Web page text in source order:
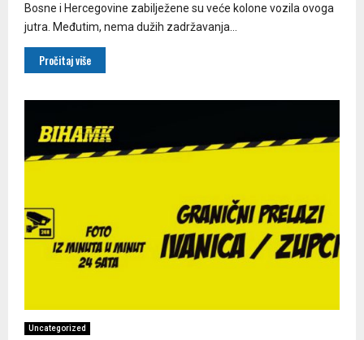
Bosne i Hercegovine zabilježene su veće kolone vozila ovoga
jutra. Međutim, nema dužih zadržavanja...
Pročitaj više
Uncategorized